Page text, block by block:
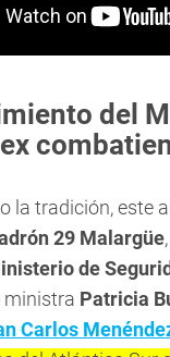
del
la tradición, este
29 Malargüe,
de
ministra Patricia
Carlos